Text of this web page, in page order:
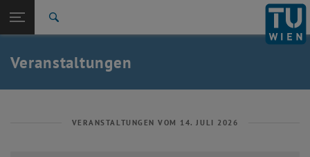
TU Login
Quicklinks
Quicklinks-Menü umschalten
Studium
Karriere
Zurück: Subseiten von Aktuelles auflisten
Aktuelles
Veranstaltungen
VERANSTALTUNGEN VOM 14. JULI 2026